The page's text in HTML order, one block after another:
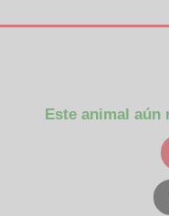
Este animal